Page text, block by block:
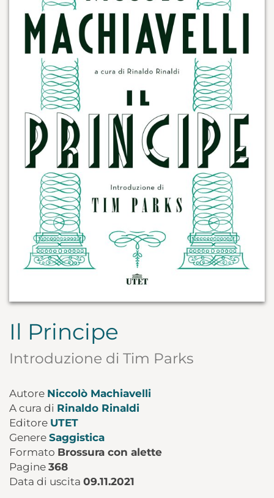
Il Principe
Introduzione di Tim Parks
Autore Niccolò Machiavelli
A cura di Rinaldo Rinaldi
Editore UTET
Genere Saggistica
Formato Brossura con alette
Pagine 368
Data di uscita 09.11.2021